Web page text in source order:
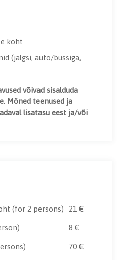
koht
(jalgsi, auto/bussiga,
võivad sisalduda
Mõned teenused ja
lisatasu eest ja/või
(for 2 persons) 21 €
8 €
70 €